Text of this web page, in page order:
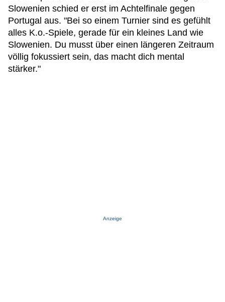
Slowenien schied er erst im Achtelfinale gegen
Portugal aus. "Bei so einem Turnier sind es gefühlt
alles K.o.-Spiele, gerade für ein kleines Land wie
Slowenien. Du musst über einen längeren Zeitraum
völlig fokussiert sein, das macht dich mental
stärker."
Anzeige